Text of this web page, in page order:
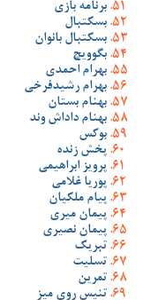
برنامه بازی
بسکتبال
بسکتبال بانوان
بگوویچ
بهرام احمدی
بهرام رشیدفرخی
بهنام بستان
بهنام داداش وند
بوکس
پخش زنده
پرویز ابراهیمی
پوریا غلامی
پیام ملکیان
پیمان میری
پیمان نصیری
تبریک
تسلیت
تمرین
تنیس روی میز